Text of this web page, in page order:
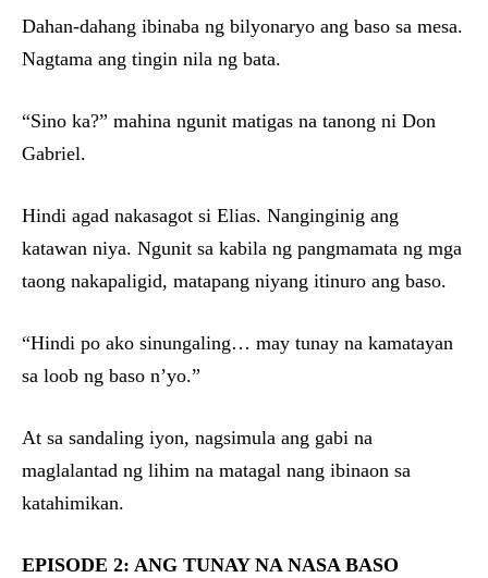
Dahan-dahang ibinaba ng bilyonaryo ang baso sa mesa.
Nagtama ang tingin nila ng bata.
“Sino ka?” mahina ngunit matigas na tanong ni Don
Gabriel.
Hindi agad nakasagot si Elias. Nanginginig ang
katawan niya. Ngunit sa kabila ng pangmamata ng mga
taong nakapaligid, matapang niyang itinuro ang baso.
“Hindi po ako sinungaling… may tunay na kamatayan
sa loob ng baso n’yo.”
At sa sandaling iyon, nagsimula ang gabi na
maglalantad ng lihim na matagal nang ibinaon sa
katahimikan.
EPISODE 2: ANG TUNAY NA NASA BASO